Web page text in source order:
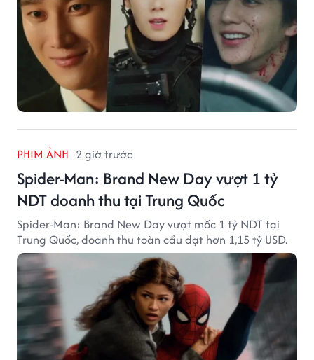
PHIM ẢNH 2 giờ trước
Spider-Man: Brand New Day vượt 1 tỷ
NDT doanh thu tại Trung Quốc
Spider-Man: Brand New Day vượt mốc 1 tỷ NDT tại
Trung Quốc, doanh thu toàn cầu đạt hơn 1,15 tỷ USD.